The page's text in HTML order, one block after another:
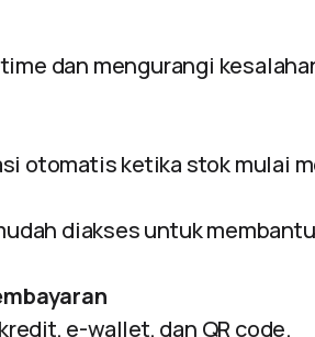
dan mengurangi
otomatis ketika stok mulai
diakses untuk membantu
e-wallet, dan QR code.